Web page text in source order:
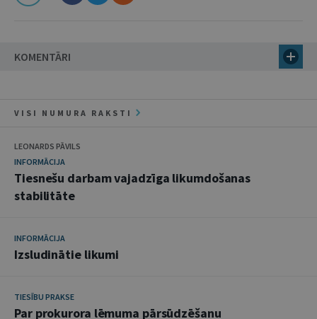
KOMENTĀRI
VISI NUMURA RAKSTI
LEONARDS PĀVILS
INFORMĀCIJA
Tiesnešu darbam vajadzīga likumdošanas
stabilitāte
INFORMĀCIJA
Izsludinātie likumi
TIESĪBU PRAKSE
Par prokurora lēmuma pārsūdzēšanu